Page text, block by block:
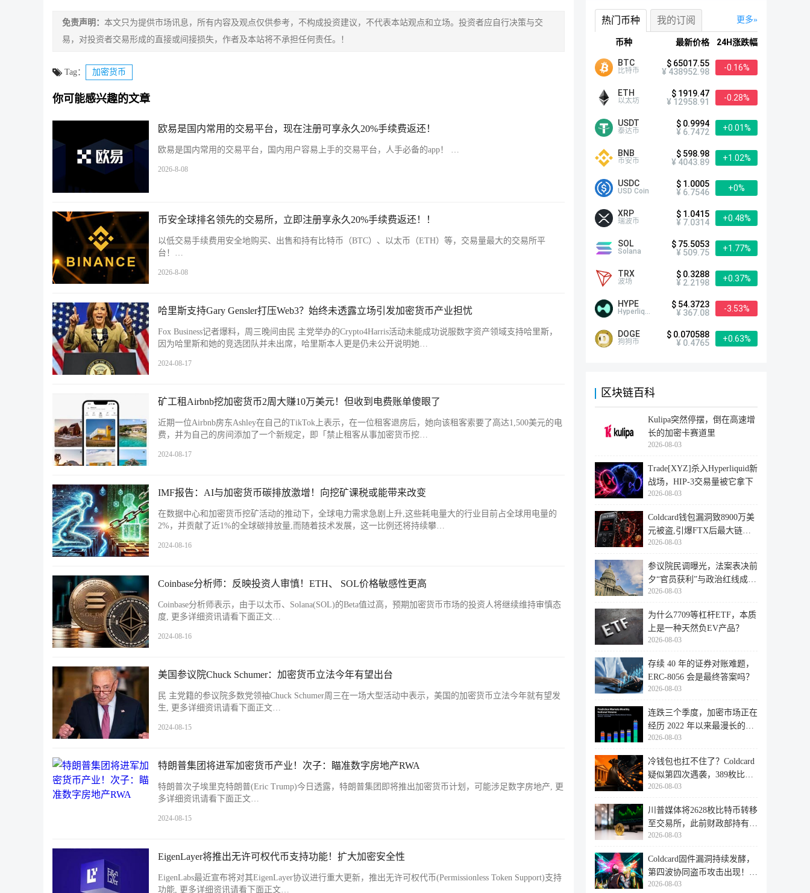
免责声明： 本文只为提供市场讯息，所有内容及观点仅供参考，不构成投资建议，不代表本站观点和立场。投资者应自行决策与交
易，对投资者交易形成的直接或间接损失，作者及本站将不承担任何责任。！
Tag： 加密货币
你可能感兴趣的文章
欧易是国内常用的交易平台，现在注册可享永久20%手续费返还！
欧易是国内常用的交易平台，国内用户容易上手的交易平台，人手必备的app！ …
2026-8-08
币安全球排名领先的交易所，立即注册享永久20%手续费返还！！
以低交易手续费用安全地购买、出售和持有比特币（BTC）、以太币（ETH）等，交易量最大的交易所平
台！…
2026-8-08
哈里斯支持Gary Gensler打压Web3？始终未透露立场引发加密货币产业担忧
Fox Business记者爆料，周三晚间由民 主党举办的Crypto4Harris活动未能成功说服数字资产领域支持哈里斯，
因为哈里斯和她的竞选团队并未出席，哈里斯本人更是仍未公开说明她…
2024-08-17
矿工租Airbnb挖加密货币2周大赚10万美元！但收到电费账单傻眼了
近期一位Airbnb房东Ashley在自己的TikTok上表示，在一位租客退房后，她向该租客索要了高达1,500美元的电
费，并为自己的房间添加了一个新规定，即「禁止租客从事加密货币挖…
2024-08-17
IMF报告：AI与加密货币碳排放激增！向挖矿课税或能带来改变
在数据中心和加密货币挖矿活动的推动下，全球电力需求急剧上升,这些耗电量大的行业目前占全球用电量的
2%，并贡献了近1%的全球碳排放量,而随着技术发展，这一比例还将持续攀…
2024-08-16
Coinbase分析师：反映投资人审慎！ETH、 SOL价格敏感性更高
Coinbase分析师表示，由于以太币、Solana(SOL)的Beta值过高，预期加密货币市场的投资人将继续维持审慎态
度, 更多详细资讯请看下面正文…
2024-08-16
美国参议院Chuck Schumer：加密货币立法今年有望出台
民 主党籍的参议院多数党领袖Chuck Schumer周三在一场大型活动中表示，美国的加密货币立法今年就有望发
生, 更多详细资讯请看下面正文…
2024-08-15
特朗普集团将进军加密货币产业！次子：瞄准数字房地产RWA
特朗普次子埃里克特朗普(Eric Trump)今日透露，特朗普集团即将推出加密货币计划，可能涉足数字房地产, 更
多详细资讯请看下面正文…
2024-08-15
EigenLayer将推出无许可权代币支持功能！扩大加密安全性
EigenLabs最近宣布将对其EigenLayer协议进行重大更新，推出无许可权代币(Permissionless Token Support)支持
功能, 更多详细资讯请看下面正文…
更多
热门币种 我的订阅
币种 最新价格 24H涨跌幅
BTC
比特币
$ 65017.55
¥ 438952.98
-0.16%
ETH
以太坊
$ 1919.47
¥ 12958.91
-0.28%
USDT
泰达币
$ 0.9994
¥ 6.7472
+0.01%
BNB
币安币
$ 598.98
¥ 4043.89
+1.02%
USDC
USD Coin
$ 1.0005
¥ 6.7546
+0%
XRP
瑞波币
$ 1.0415
¥ 7.0314
+0.48%
SOL
Solana
$ 75.5053
¥ 509.75
+1.77%
TRX
波场
$ 0.3288
¥ 2.2198
+0.37%
HYPE
Hyperliquid
$ 54.3723
¥ 367.08
-3.53%
DOGE
狗狗币
$ 0.070588
¥ 0.4765
+0.63%
区块链百科
Kulipa突然停摆，倒在高速增
长的加密卡赛道里
2026-08-03
Trade[XYZ]杀入Hyperliquid新
战场，HIP-3交易量被它拿下
2026-08-03
Coldcard钱包漏洞致8900万美
元被盗,引爆FTX后最大链上
迁移潮
2026-08-03
参议院民调曝光，法案表决前
夕“官员获利”与政治红线成最
大
2026-08-03
为什么7709等杠杆ETF，本质
上是一种天然负EV产品？
2026-08-03
存续 40 年的证券对账难题，
ERC-8056 会是最终答案吗？
2026-08-03
连跌三个季度，加密市场正在
经历 2022 年以来最漫长的退
潮
2026-08-03
冷钱包也扛不住了？Coldcard
疑似第四次遇袭，389枚比特
币失
2026-08-03
川普媒体将2628枚比特币转移
至交易所，此前财政部持有的
比特
2026-08-03
Coldcard固件漏洞持续发酵，
第四波协同盗币攻击出现！
462个
2026-08-03